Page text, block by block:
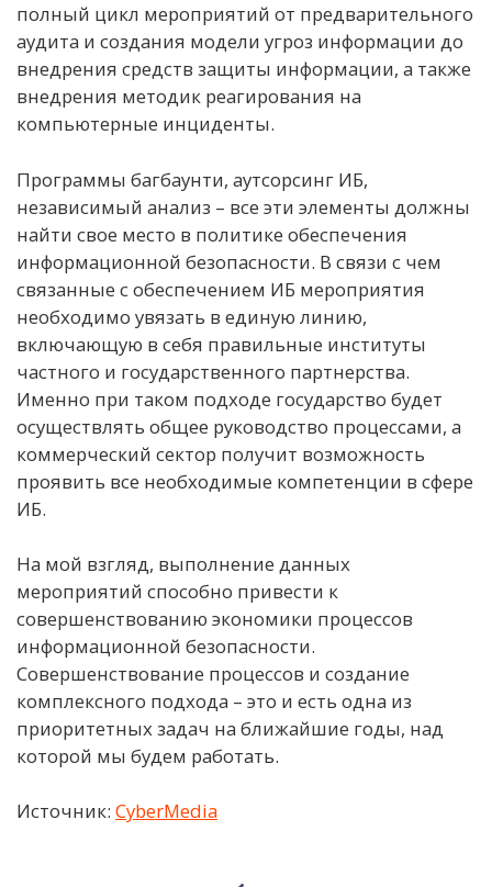
полный цикл мероприятий от предварительного
аудита и создания модели угроз информации до
внедрения средств защиты информации, а также
внедрения методик реагирования на
компьютерные инциденты.
Программы багбаунти, аутсорсинг ИБ,
независимый анализ – все эти элементы должны
найти свое место в политике обеспечения
информационной безопасности. В связи с чем
связанные с обеспечением ИБ мероприятия
необходимо увязать в единую линию,
включающую в себя правильные институты
частного и государственного партнерства.
Именно при таком подходе государство будет
осуществлять общее руководство процессами, а
коммерческий сектор получит возможность
проявить все необходимые компетенции в сфере
ИБ.
На мой взгляд, выполнение данных
мероприятий способно привести к
совершенствованию экономики процессов
информационной безопасности.
Совершенствование процессов и создание
комплексного подхода – это и есть одна из
приоритетных задач на ближайшие годы, над
которой мы будем работать.
Источник: CyberMedia